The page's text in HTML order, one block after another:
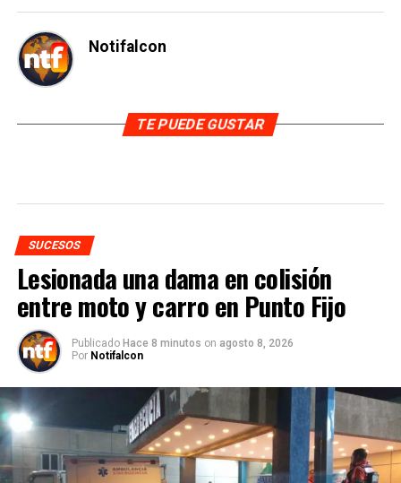
Notifalcon
TE PUEDE GUSTAR
SUCESOS
Lesionada una dama en colisión
entre moto y carro en Punto Fijo
Publicado Hace 8 minutos on agosto 8, 2026
Por Notifalcon